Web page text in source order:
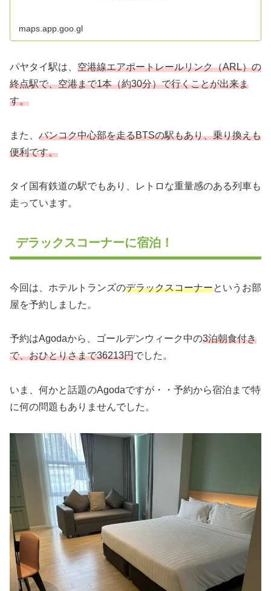
maps.app.goo.gl
パヤタイ駅は、 空港線エアポートレールリンク（ARL）の
終点駅で、空港まで1本（約30分）で行くことが出来ま
す。
また、 バンコク中心部を走るBTSの駅もあり、乗り換えも
便利です。
タイ国有鉄道の駅でもあり、レトロな重量感のある列車も
走っています。
デラックスコーナーに宿泊！
今回は、ホテルトランズのデラックスコーナーというお部
屋を予約しました。
予約はAgodaから、ゴールデンウィーク中の3泊朝食付き
で、おひとりさまで36213円でした。
いま、何かと話題のAgodaですが・・予約から宿泊まで特
に何の問題もありませんでした。